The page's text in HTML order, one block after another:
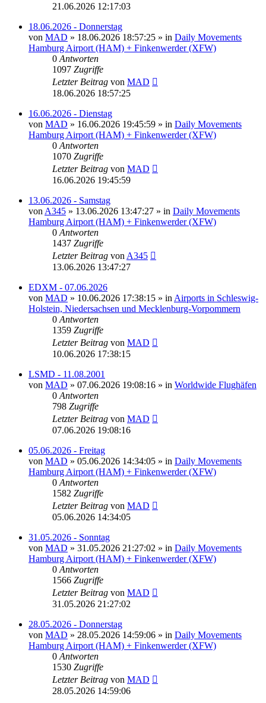
21.06.2026 12:17:03
18.06.2026 - Donnerstag
von MAD » 18.06.2026 18:57:25 » in Daily Movements
Hamburg Airport (HAM) + Finkenwerder (XFW)
0 Antworten
1097 Zugriffe
Letzter Beitrag von MAD
18.06.2026 18:57:25
16.06.2026 - Dienstag
von MAD » 16.06.2026 19:45:59 » in Daily Movements
Hamburg Airport (HAM) + Finkenwerder (XFW)
0 Antworten
1070 Zugriffe
Letzter Beitrag von MAD
16.06.2026 19:45:59
13.06.2026 - Samstag
von A345 » 13.06.2026 13:47:27 » in Daily Movements
Hamburg Airport (HAM) + Finkenwerder (XFW)
0 Antworten
1437 Zugriffe
Letzter Beitrag von A345
13.06.2026 13:47:27
EDXM - 07.06.2026
von MAD » 10.06.2026 17:38:15 » in Airports in Schleswig-
Holstein, Niedersachsen und Mecklenburg-Vorpommern
0 Antworten
1359 Zugriffe
Letzter Beitrag von MAD
10.06.2026 17:38:15
LSMD - 11.08.2001
von MAD » 07.06.2026 19:08:16 » in Worldwide Flughäfen
0 Antworten
798 Zugriffe
Letzter Beitrag von MAD
07.06.2026 19:08:16
05.06.2026 - Freitag
von MAD » 05.06.2026 14:34:05 » in Daily Movements
Hamburg Airport (HAM) + Finkenwerder (XFW)
0 Antworten
1582 Zugriffe
Letzter Beitrag von MAD
05.06.2026 14:34:05
31.05.2026 - Sonntag
von MAD » 31.05.2026 21:27:02 » in Daily Movements
Hamburg Airport (HAM) + Finkenwerder (XFW)
0 Antworten
1566 Zugriffe
Letzter Beitrag von MAD
31.05.2026 21:27:02
28.05.2026 - Donnerstag
von MAD » 28.05.2026 14:59:06 » in Daily Movements
Hamburg Airport (HAM) + Finkenwerder (XFW)
0 Antworten
1530 Zugriffe
Letzter Beitrag von MAD
28.05.2026 14:59:06